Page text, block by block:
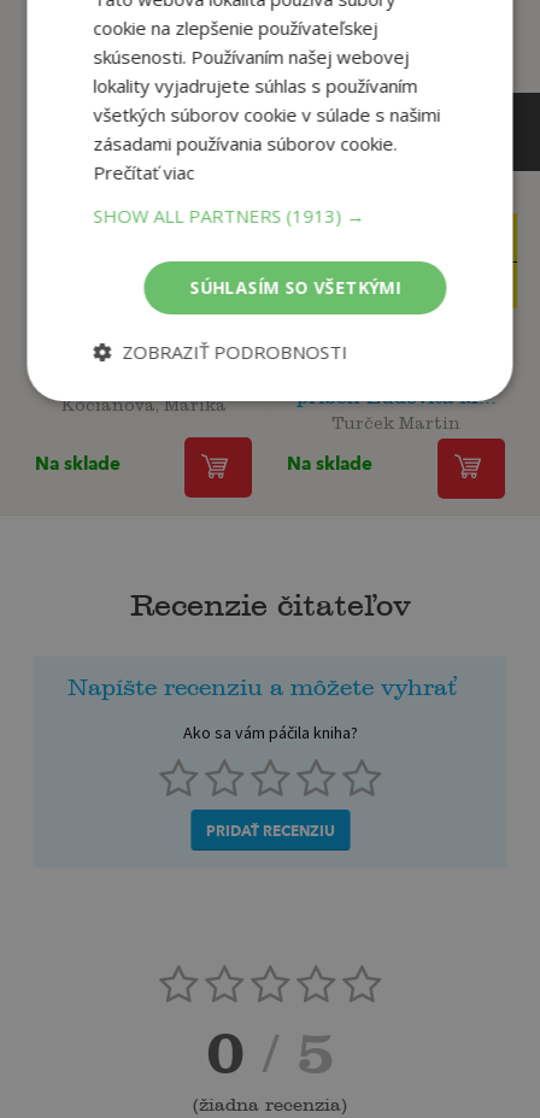
2,95 €
Kocianová, Marika
Na sklade
15
príbeh Ľudovíta M...
Turček Martin
Na sklade
Recenzie čitateľov
Napíšte recenziu a môžete vyhrať
Ako sa vám páčila kniha?
PRIDAŤ RECENZIU
0 / 5
(žiadna recenzia)
cookie na zlepšenie používateľskej
skúsenosti. Používaním našej webovej
lokality vyjadrujete súhlas s používaním
všetkých súborov cookie v súlade s našimi
zásadami používania súborov cookie.
Prečítať viac
SHOW ALL PARTNERS (1913) →
SÚHLASÍM SO VŠETKÝMI
ZOBRAZIŤ PODROBNOSTI